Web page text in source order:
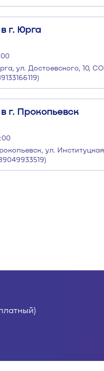
г. Юрга
ул. Достоевского, 10,
г. Прокопьевск
ул.